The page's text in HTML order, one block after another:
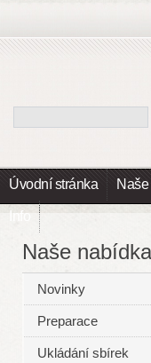
Úvodní stránka
Info
Naše nabídka
Novinky
Preparace
Ukládání sbírek